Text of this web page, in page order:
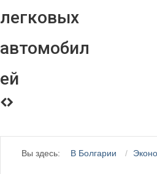
легковых
автомобил
ей
Вы здесь: В Болгарии